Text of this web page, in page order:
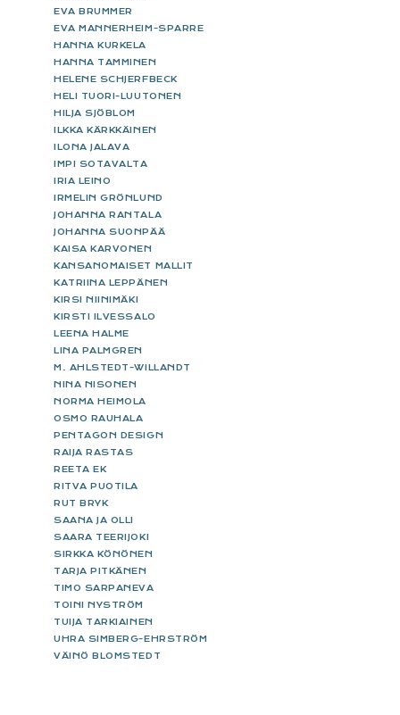
EVA BRUMMER
EVA MANNERHEIM-SPARRE
HANNA KURKELA
HANNA TAMMINEN
HELENE SCHJERFBECK
HELI TUORI-LUUTONEN
HILJA SJÖBLOM
ILKKA KÄRKKÄINEN
ILONA JALAVA
IMPI SOTAVALTA
IRIA LEINO
IRMELIN GRÖNLUND
JOHANNA RANTALA
JOHANNA SUONPÄÄ
KAISA KARVONEN
KANSANOMAISET MALLIT
KATRIINA LEPPÄNEN
KIRSI NIINIMÄKI
KIRSTI ILVESSALO
LEENA HALME
LINA PALMGREN
M. AHLSTEDT-WILLANDT
NINA NISONEN
NORMA HEIMOLA
OSMO RAUHALA
PENTAGON DESIGN
RAIJA RASTAS
REETA EK
RITVA PUOTILA
RUT BRYK
SAANA JA OLLI
SAARA TEERIJOKI
SIRKKA KÖNÖNEN
TARJA PITKÄNEN
TIMO SARPANEVA
TOINI NYSTRÖM
TUIJA TARKIAINEN
UHRA SIMBERG-EHRSTRÖM
VÄINÖ BLOMSTEDT